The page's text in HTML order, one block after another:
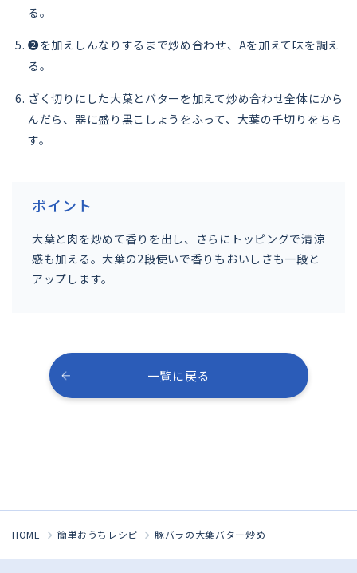
る。
❷を加えしんなりするまで炒め合わせ、Aを加えて味を調え
る。
ざく切りにした大葉とバターを加えて炒め合わせ全体にから
んだら、器に盛り黒こしょうをふって、大葉の千切りをちら
す。
ポイント
大葉と肉を炒めて香りを出し、さらにトッピングで清涼
感も加える。大葉の2段使いで香りもおいしさも一段と
アップします。
一覧に戻る
HOME 簡単おうちレシピ 豚バラの大葉バター炒め